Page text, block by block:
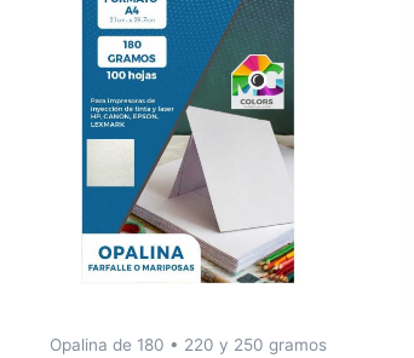
Opalina de 180 • 220 y 250 gramos